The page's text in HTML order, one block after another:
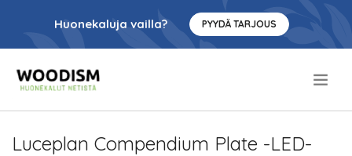
Huonekaluja vailla? PYYDÄ TARJOUS
Luceplan Compendium Plate -LED-